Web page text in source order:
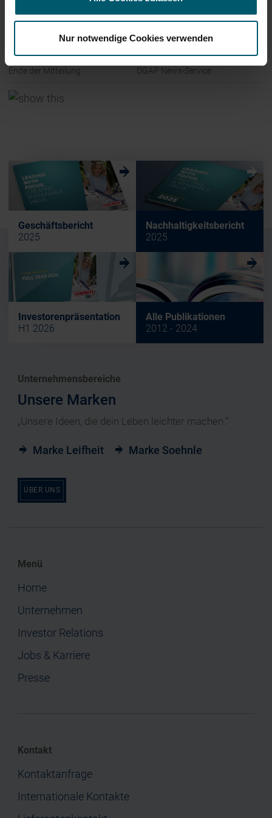
Nur notwendige Cookies verwenden
Ende der Mitteilung DGAP News-Service
Geschäftsbericht
2025
w
Nachhaltigkeitsbericht
2025
w
Investorenpräsentation
H1 2026
w
Alle Publikationen
2012 - 2024
w
Unternehmensbereiche
Unsere Marken
„Unsere Ideen, die dein Leben leichter machen.“
Marke Leifheit Marke Soehnle
ÜBER UNS
Menü
Home
Unternehmen
Investor Relations
Jobs & Karriere
Presse
Kontakt
Kontaktanfrage
Internationale Kontakte